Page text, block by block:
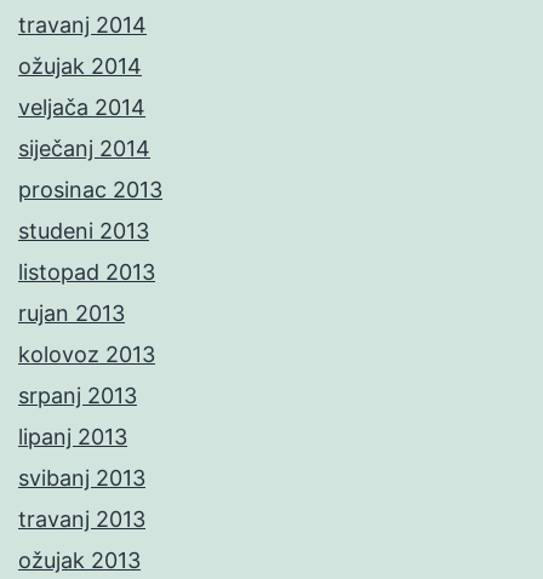
travanj 2014
ožujak 2014
veljača 2014
siječanj 2014
prosinac 2013
studeni 2013
listopad 2013
rujan 2013
kolovoz 2013
srpanj 2013
lipanj 2013
svibanj 2013
travanj 2013
ožujak 2013